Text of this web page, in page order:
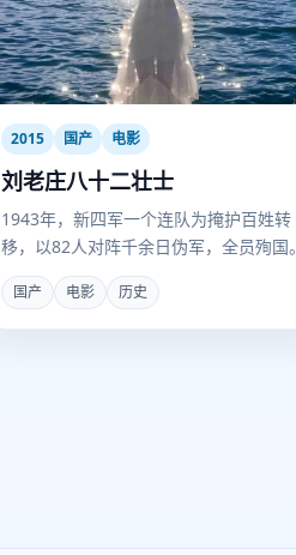
2015 国产 电影
刘老庄八十二壮士
1943年，新四军一个连队为掩护百姓转
移，以82人对阵千余日伪军，全员殉国。
国产 电影 历史